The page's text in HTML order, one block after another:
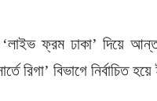
ফ্রম ঢাকা’ দিয়ে
রিগা’ বিভাগে নির্বাচিত